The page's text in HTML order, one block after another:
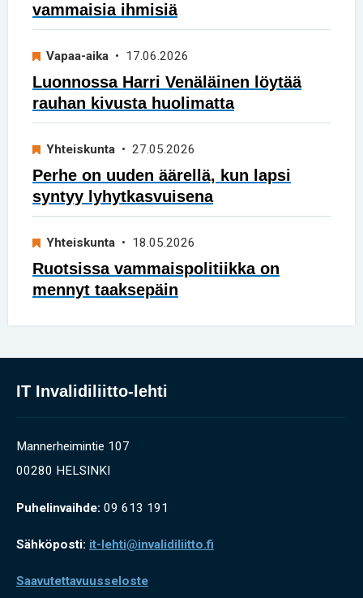
vammaisia ihmisiä
Vapaa-aika • 17.06.2026
Luonnossa Harri Venäläinen löytää
rauhan kivusta huolimatta
Yhteiskunta • 27.05.2026
Perhe on uuden äärellä, kun lapsi
syntyy lyhytkasvuisena
Yhteiskunta • 18.05.2026
Ruotsissa vammaispolitiikka on
mennyt taaksepäin
IT Invalidiliitto-lehti
Mannerheimintie 107
00280 HELSINKI
Puhelinvaihde: 09 613 191
Sähköposti: it-lehti@invalidiliitto.fi
Saavutettavuusseloste